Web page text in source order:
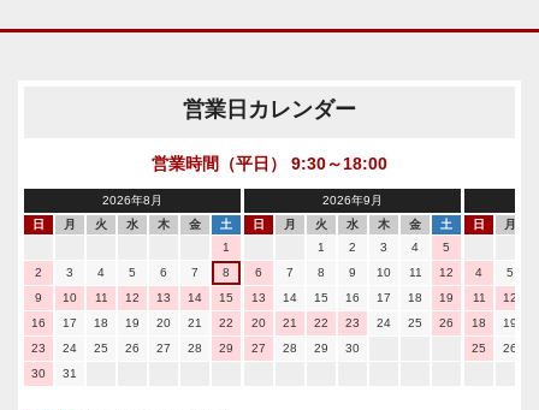
営業日カレンダー
営業時間（平日） 9:30～18:00
2026年8月
日
月 火 水 木 金
土
1
2
3 4 5 6 7
8
9
10 11 12 13 14
15
16
17 18 19 20 21
22
23
24 25 26 27 28
29
30
31
2026年9月
日
月 火 水 木 金
土
1
2 3 4
5
6
7 8 9 10 11
12
13
14 15 16 17 18
19
20
21 22 23 24 25
26
27
28 29 30
日 月
4 5
11
12
18
19
25
26